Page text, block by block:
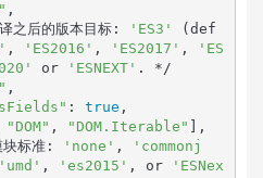
,
译之后的版本目标:
'ES3'
(def
, 'ES2016' , 'ES2017' ,
'ES
or 'ESNEXT' . */
,
: true ,
"DOM" , "DOM.Iterable"
],
块标准:
'none' ,
'commonj
'umd' , 'es2015' , or
'ESNex